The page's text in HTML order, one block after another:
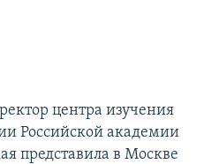
центра изучения
Российской академии
представила в Москве